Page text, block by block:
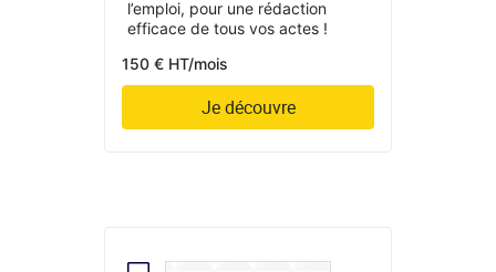
l’emploi, pour une rédaction
efficace de tous vos actes !
150 € HT/mois
Je découvre